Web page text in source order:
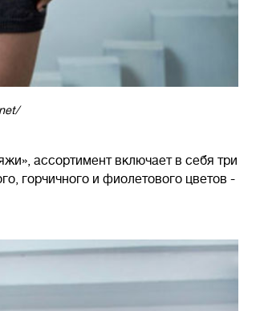
ассортимент включает в себя три
горчичного и фиолетового цветов -